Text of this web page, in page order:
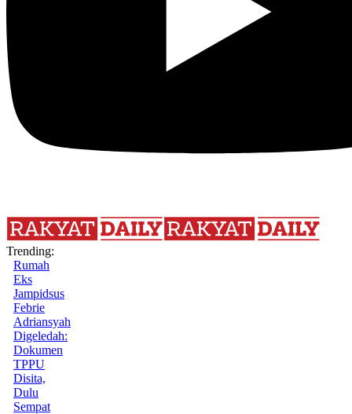
Trending:
Rumah
Eks
Jampidsus
Febrie
Adriansyah
Digeledah:
Dokumen
TPPU
Disita,
Dulu
Sempat